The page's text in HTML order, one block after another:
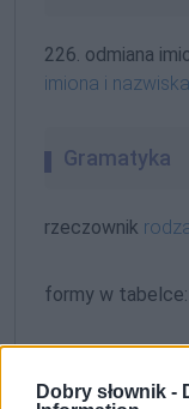
Dobry słownik -
226. odmiana
imiona i
Gramatyka
rzeczownik
formy w tabelce:
Strzalińska;